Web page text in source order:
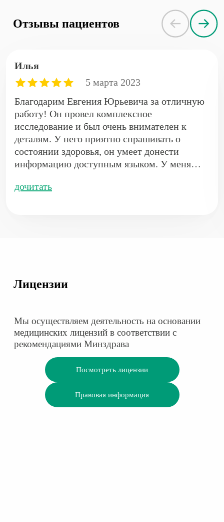
Отзывы пациентов
Илья
5 марта 2023
Благодарим Евгения Юрьевича за отличную
работу! Он провел комплексное
исследование и был очень внимателен к
деталям. У него приятно спрашивать о
состоянии здоровья, он умеет донести
информацию доступным языком. У меня
о посещении. Благодаря его рекомендациям
дочитать
Лицензии
Мы осуществляем деятельность на основании
медицинских лицензий в соответствии с
рекомендациями Минздрава
Посмотреть лицензии
Правовая информация